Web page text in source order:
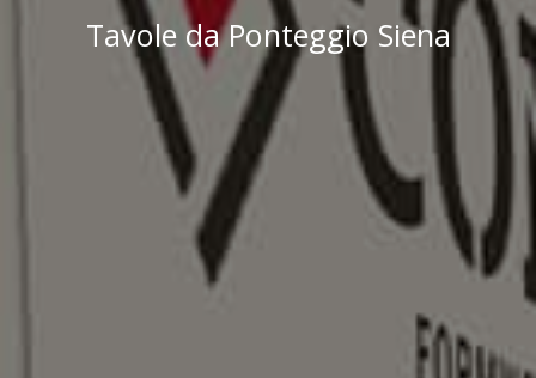
Tavole da Ponteggio Siena